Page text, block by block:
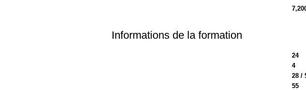
Informations de la formation
24
4
28 /
55